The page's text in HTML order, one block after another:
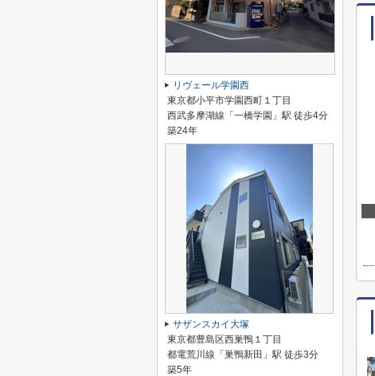
リヴェール学園西
東京都小平市学園西町１丁目
西武多摩湖線「一橋学園」駅 徒歩4分
築24年
サザンスカイ大塚
東京都豊島区西巣鴨１丁目
都電荒川線「巣鴨新田」駅 徒歩3分
築5年